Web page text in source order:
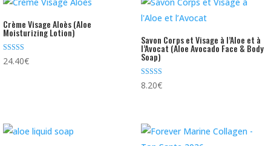
Crème Visage Aloès (Aloe
Moisturizing Lotion)
Note
4.73
24.40€
Savon Corps et Visage à l’Aloe et à
l’Avocat (Aloe Avocado Face & Body
Soap)
Note
5.00
8.20€